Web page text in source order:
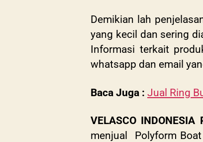
Demikian lah
yang kecil dan sering
Informasi terkait
whatsapp dan email
Baca Juga : Jual Ring
VELASCO INDONESIA
menjual Polyform Boat